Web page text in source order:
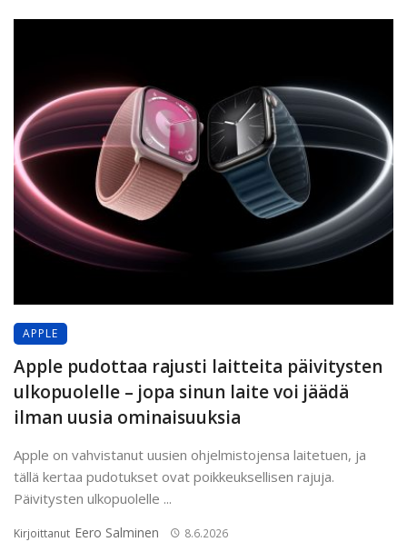
APPLE
Apple pudottaa rajusti laitteita päivitysten
ulkopuolelle – jopa sinun laite voi jäädä
ilman uusia ominaisuuksia
Apple on vahvistanut uusien ohjelmistojensa laitetuen, ja
tällä kertaa pudotukset ovat poikkeuksellisen rajuja.
Päivitysten ulkopuolelle ...
Kirjoittanut Eero Salminen 8.6.2026